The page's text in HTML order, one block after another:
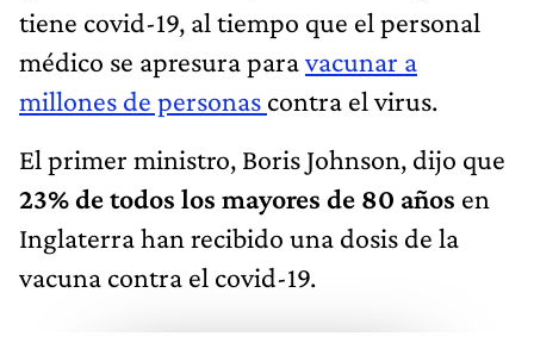
tiene covid-19, al tiempo que el personal
médico se apresura paravacunar a
millones de personas contra el virus.
El primer ministro, Boris Johnson, dijo que
23% de todos los mayores de 80 años en
Inglaterra han recibido una dosis de la
vacuna contra el covid-19.